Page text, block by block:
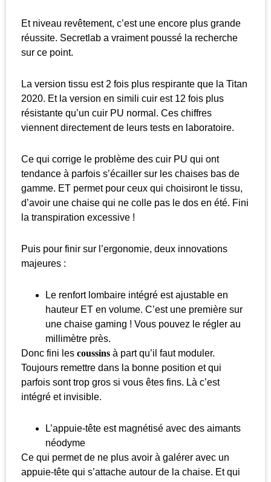
Et niveau revêtement, c’est une encore plus grande
réussite. Secretlab a vraiment poussé la recherche
sur ce point.
La version tissu est 2 fois plus respirante que la Titan
2020. Et la version en simili cuir est 12 fois plus
résistante qu’un cuir PU normal. Ces chiffres
viennent directement de leurs tests en laboratoire.
Ce qui corrige le problème des cuir PU qui ont
tendance à parfois s’écailler sur les chaises bas de
gamme. ET permet pour ceux qui choisiront le tissu,
d’avoir une chaise qui ne colle pas le dos en été. Fini
la transpiration excessive !
Puis pour finir sur l’ergonomie, deux innovations
majeures :
Le renfort lombaire intégré est ajustable en
hauteur ET en volume. C’est une première sur
une chaise gaming ! Vous pouvez le régler au
millimètre près.
Donc fini les coussins à part qu’il faut moduler.
Toujours remettre dans la bonne position et qui
parfois sont trop gros si vous êtes fins. Là c’est
intégré et invisible.
L’appuie-tête est magnétisé avec des aimants
néodyme
Ce qui permet de ne plus avoir à galérer avec un
appuie-tête qui s’attache autour de la chaise. Et qui